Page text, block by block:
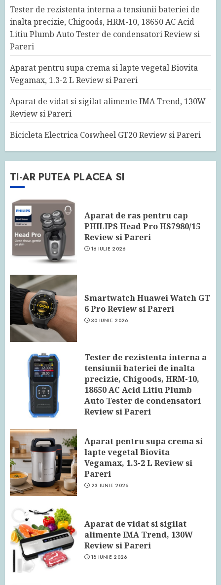
Tester de rezistenta interna a tensiunii bateriei de
inalta precizie, Chigoods, HRM-10, 18650 AC Acid
Litiu Plumb Auto Tester de condensatori Review si
Pareri
Aparat pentru supa crema si lapte vegetal Biovita
Vegamax, 1.3-2 L Review si Pareri
Aparat de vidat si sigilat alimente IMA Trend, 130W
Review si Pareri
Bicicleta Electrica Coswheel GT20 Review si Pareri
TI-AR PUTEA PLACEA SI
Aparat de ras pentru cap
PHILIPS Head Pro HS7980/15
Review si Pareri
16 IULIE 2026
Smartwatch Huawei Watch GT
6 Pro Review si Pareri
30 IUNIE 2026
Tester de rezistenta interna a
tensiunii bateriei de inalta
precizie, Chigoods, HRM-10,
18650 AC Acid Litiu Plumb
Auto Tester de condensatori
Review si Pareri
Aparat pentru supa crema si
lapte vegetal Biovita
Vegamax, 1.3-2 L Review si
Pareri
23 IUNIE 2026
Aparat de vidat si sigilat
alimente IMA Trend, 130W
Review si Pareri
18 IUNIE 2026